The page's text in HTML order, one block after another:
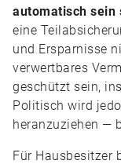
automatisch sein
eine
und Ersparnisse
verwertbares
geschützt sein,
Politisch wird
heranzuziehen —
Für Hausbesitzer